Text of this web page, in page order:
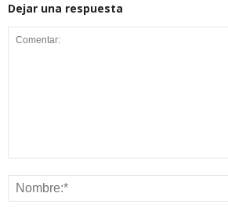
Dejar una respuesta